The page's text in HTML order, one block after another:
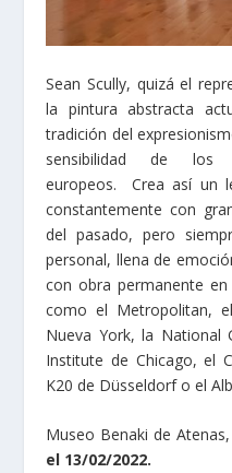
Sean Scully, quizá el
la pintura abstracta
tradición del
sensibilidad de los
europeos. Crea así un
constantemente con
del pasado, pero
personal, llena de
con obra permanente
como el Metropolitan,
Nueva York, la National
Institute de Chicago, el
K20 de Düsseldorf o el
Museo Benaki de Atenas,
el 13/02/2022.